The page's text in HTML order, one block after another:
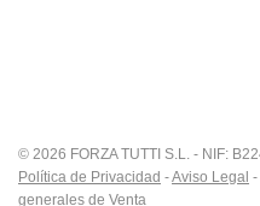
© 2026 FORZA TUTTI S.L. - NIF:
Política de Privacidad -Aviso Legal -
generales de Venta